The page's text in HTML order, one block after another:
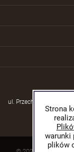
Strona
warunki
plików
ul. Przechodzisko 39,